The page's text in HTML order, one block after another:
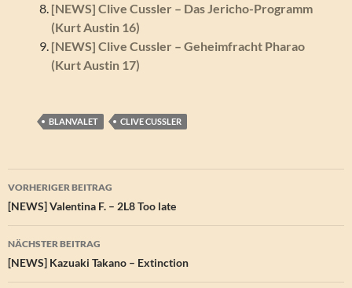
[NEWS] Clive Cussler – Das Jericho-Programm
(Kurt Austin 16)
[NEWS] Clive Cussler – Geheimfracht Pharao
(Kurt Austin 17)
BLANVALET CLIVE CUSSLER
Beitragsnavigation
VORHERIGER BEITRAG
[NEWS] Valentina F. – 2L8 Too late
NÄCHSTER BEITRAG
[NEWS] Kazuaki Takano – Extinction